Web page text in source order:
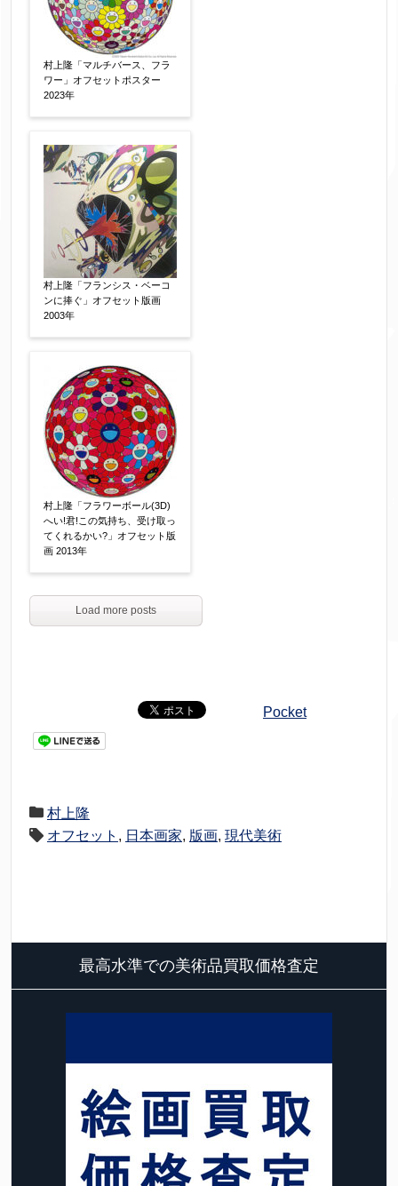
村上隆「マルチバース、フラ
ワー」オフセットポスター
2023年
村上隆「フランシス・ベーコ
ンに捧ぐ」オフセット版画
2003年
村上隆「フラワーボール(3D)
へい!君!この気持ち、受け取っ
てくれるかい?」オフセット版
画 2013年
Load more posts
Pocket
村上隆
オフセット , 日本画家, 版画, 現代美術
最高水準での美術品買取価格査定